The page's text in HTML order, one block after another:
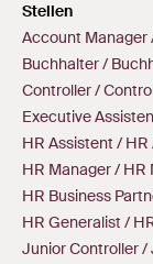
Stellen
Account Manager
Buchhalter /
Controller /
Executive
HR Assistent /
HR Manager / HR
HR Business
HR Generalist /
Junior Controller /